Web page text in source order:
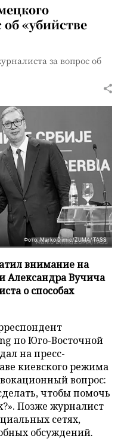
«убийстве
за вопрос об
Фото: Marko Dimic/ZUMA/TASS
внимание на
Александра Вучича
о способах
по Юго-Восточной
на пресс-
киевского режима
вопрос:
чтобы помочь
Позже журналист
сетях,
обсуждений.